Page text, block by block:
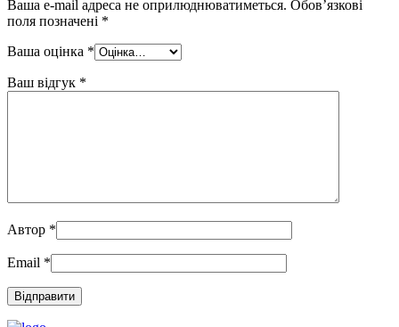
Ваша e-mail адреса не оприлюднюватиметься. Обов’язкові
поля позначені *
Ваша оцінка *
Ваш відгук *
Автор *
Email *